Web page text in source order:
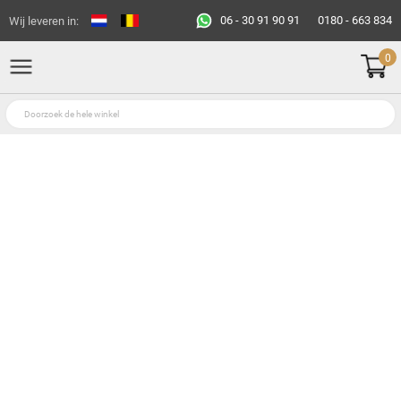
Wij leveren in: 06 - 30 91 90 91 0180 - 663 834
0